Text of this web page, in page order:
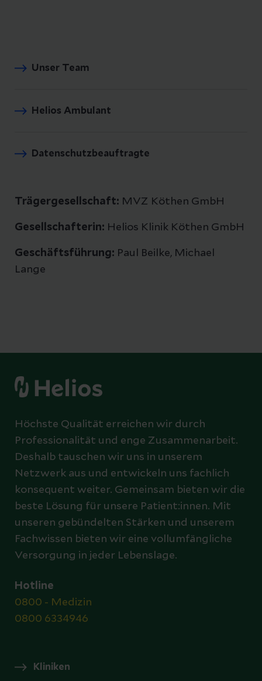
Unser Team
Helios Ambulant
Datenschutzbeauftragte
Trägergesellschaft: MVZ Köthen GmbH
Gesellschafterin: Helios Klinik Köthen GmbH
Geschäftsführung: Paul Beilke, Michael
Lange
Höchste Qualität erreichen wir durch
Professionalität und enge Zusammenarbeit.
Deshalb tauschen wir uns in unserem
Netzwerk aus und entwickeln uns fachlich
konsequent weiter. Gemeinsam bieten wir die
beste Lösung für unsere Patient:innen. Mit
unseren gebündelten Stärken und unserem
Fachwissen bieten wir eine vollumfängliche
Versorgung in jeder Lebenslage.
Hotline
0800 - Medizin
0800 6334946
Kliniken